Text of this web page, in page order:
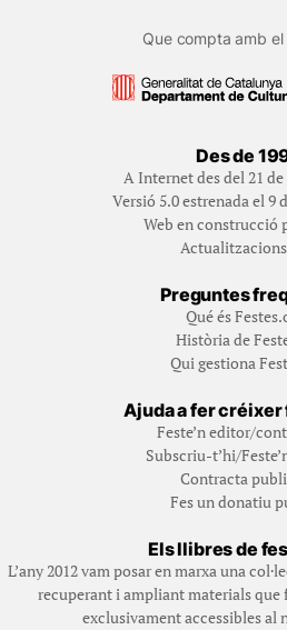
Que compta amb
Des de
A Internet des del 21 de
Versió 5.0 estrenada el 9
Web en construcció
Actualitzacions
Preguntes
Qué és
Història de
Qui gestiona
Ajuda a fer
Feste’n editor/
Subscriu-t’hi/
Contracta
Fes un donatiu
Els llibres de
L’any 2012 vam posar en marxa una
recuperant i ampliant materials que
exclusivament accessibles al